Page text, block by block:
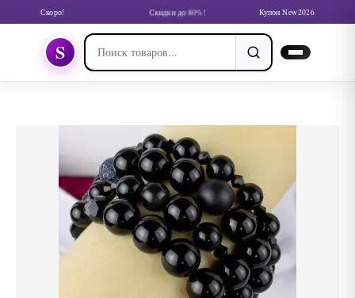
Скоро! Скидки до 80%! Купон New2026
S